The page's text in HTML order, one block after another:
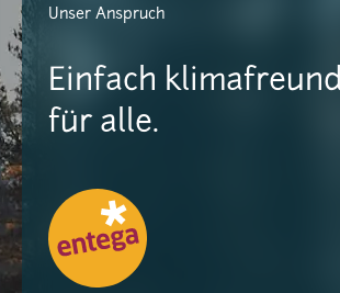
Unser Anspruch
Einfach
für alle.